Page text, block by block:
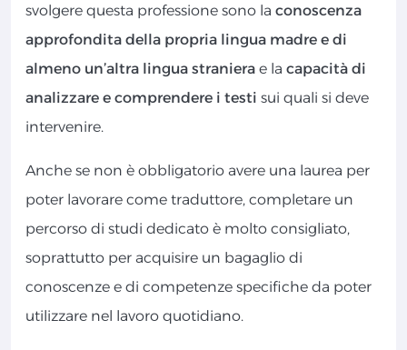
svolgere questa professione sono la conoscenza
approfondita della propria lingua madre e di
almeno un’altra lingua straniera e la capacità di
analizzare e comprendere i testi sui quali si deve
intervenire.
Anche se non è obbligatorio avere una laurea per
poter lavorare come traduttore, completare un
percorso di studi dedicato è molto consigliato,
soprattutto per acquisire un bagaglio di
conoscenze e di competenze specifiche da poter
utilizzare nel lavoro quotidiano.